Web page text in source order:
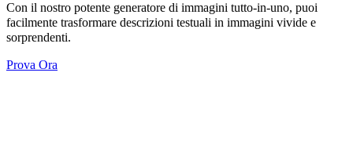
Con il nostro potente generatore di immagini tutto-in-uno, puoi
facilmente trasformare descrizioni testuali in immagini vivide e
sorprendenti.
Prova Ora